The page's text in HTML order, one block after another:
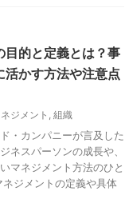
目的と定義とは？事
かす方法や注意点
ジメント , 組織
・カンパニーが言及した
ネスパーソンの成長や、
マネジメント方法のひと
ジメントの定義や具体